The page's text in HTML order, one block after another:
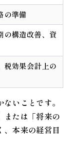
の準備
の構造改善、資
税効果会計上の
いことです。
または「将来の
、本来の経営目